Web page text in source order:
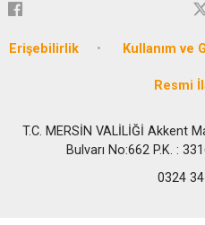
Erişebilirlik Kullanım ve
Resmi
T.C. MERSİN VALİLİĞİ Akkent
Bulvarı No:662 P.K. :
0324